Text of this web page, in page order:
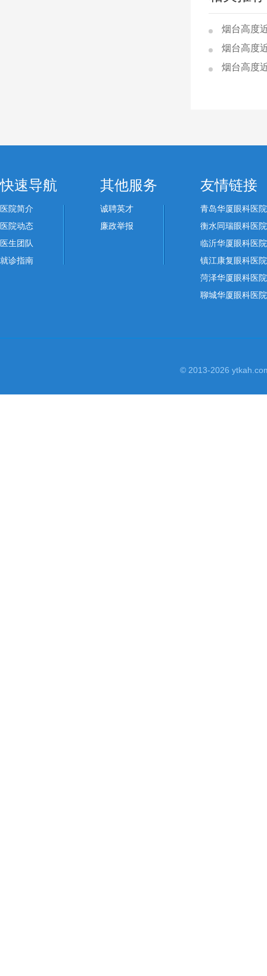
烟台高度
烟台高度
烟台高度
快速导航
医院简介
医院动态
医生团队
就诊指南
其他服务
诚聘英才
廉政举报
友情链接
青岛华厦眼科医院
衡水同瑞眼科医院
临沂华厦眼科医院
镇江康复眼科医院
菏泽华厦眼科医院
聊城华厦眼科医院
© 2013-2026